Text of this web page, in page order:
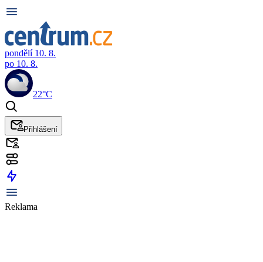
pondělí 10. 8.
po 10. 8.
22°C
Přihlášení
Reklama